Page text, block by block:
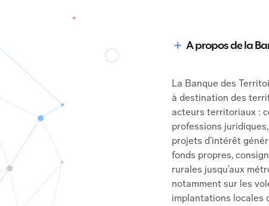
A propos de la
La Banque des
à destination des
acteurs territoriaux :
professions
projets d’intérêt
fonds propres,
rurales jusqu’aux
notamment sur les
implantations locales